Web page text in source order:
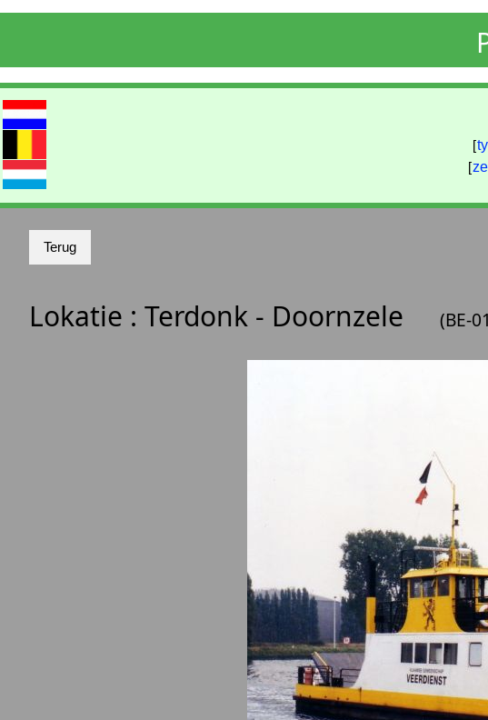
[
[
Lokatie : Terdonk - Doornzele (BE-